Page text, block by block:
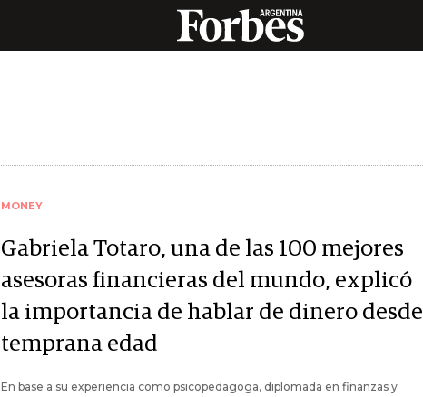
MONEY
Gabriela Totaro, una de las 100 mejores
asesoras financieras del mundo, explicó
la importancia de hablar de dinero desde
temprana edad
En base a su experiencia como psicopedagoga, diplomada en finanzas y